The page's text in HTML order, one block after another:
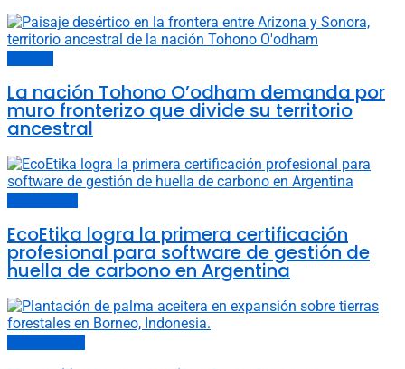
La nación Tohono O’odham demanda por
muro fronterizo que divide su territorio
ancestral
EcoEtika logra la primera certificación
profesional para software de gestión de
huella de carbono en Argentina